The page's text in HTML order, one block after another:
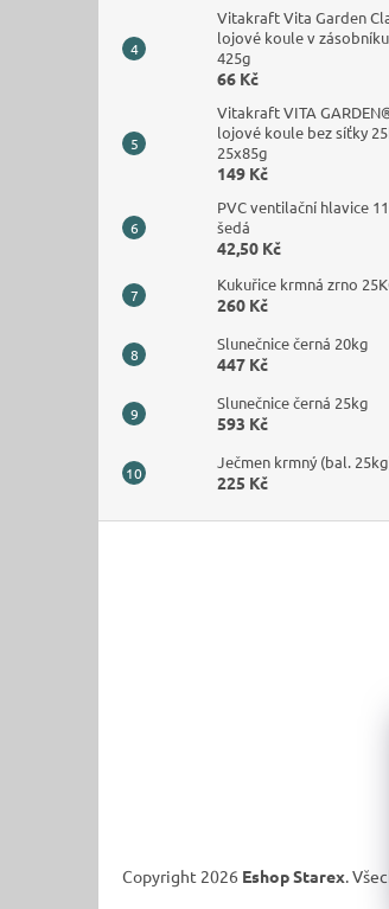
Vitakraft Vita Garden
lojové koule v zásobníku
425g
66 Kč
Vitakraft VITA
lojové koule bez síťky
25x85g
149 Kč
PVC ventilační hlavice
šedá
42,50 Kč
Kukuřice krmná zrno
260 Kč
Slunečnice černá 20kg
447 Kč
Slunečnice černá 25kg
593 Kč
Ječmen krmný (bal.
225 Kč
Copyright 2026 Eshop Starex.